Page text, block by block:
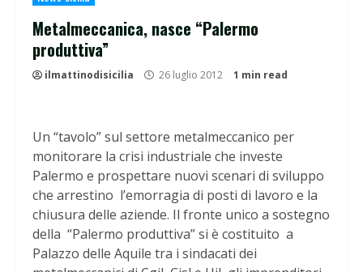
Metalmeccanica, nasce “Palermo
produttiva”
ilmattinodisicilia 26 luglio 2012 1 min read
Un “tavolo” sul settore metalmeccanico per
monitorare la crisi industriale che investe
Palermo e prospettare nuovi scenari di sviluppo
che arrestino l’emorragia di posti di lavoro e la
chiusura delle aziende. Il fronte unico a sostegno
della “Palermo produttiva” si è costituito a
Palazzo delle Aquile tra i sindacati dei